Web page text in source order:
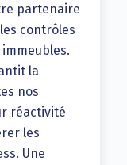
partenaire
contrôles
la
nos
réactivité
les
Une